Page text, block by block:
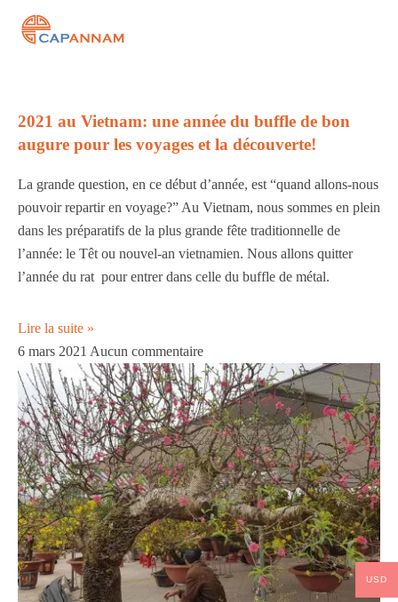
2021 au Vietnam: une année du buffle de bon
augure pour les voyages et la découverte!
La grande question, en ce début d’année, est “quand allons-nous
pouvoir repartir en voyage?” Au Vietnam, nous sommes en plein
dans les préparatifs de la plus grande fête traditionnelle de
l’année: le Têt ou nouvel-an vietnamien. Nous allons quitter
l’année du rat pour entrer dans celle du buffle de métal.
Lire la suite »
6 mars 2021 Aucun commentaire
USD